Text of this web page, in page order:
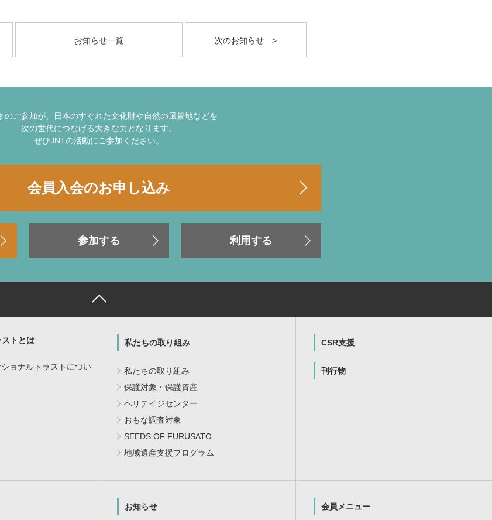
お知らせ一覧 次のお知らせ >
のご参加が、日本のすぐれた文化財や自然の風景地などを
次の世代につなげる大きな力となります。
ぜひJNTの活動にご参加ください。
会員入会のお申し込み
参加する 利用する
ストとは
ョナルトラストについ
私たちの取り組み
私たちの取り組み
保護対象・保護資産
ヘリテイジセンター
おもな調査対象
SEEDS OF FURUSATO
地域遺産支援プログラム
CSR支援
刊行物
お知らせ 会員メニュー